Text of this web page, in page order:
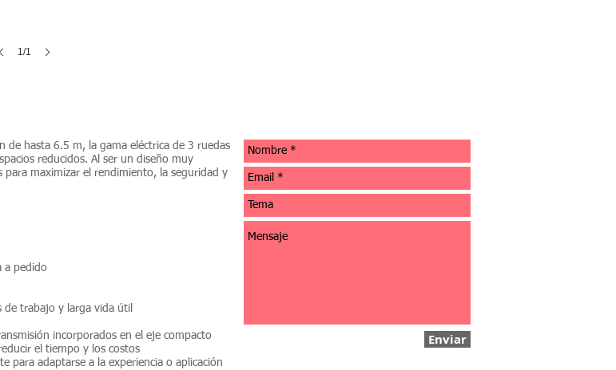
1/1
de hasta 6.5 m, la gama eléctrica de 3 ruedas
reducidos. Al ser un diseño muy
para maximizar el rendimiento, la seguridad y
a pedido
de trabajo y larga vida útil
incorporados en el eje compacto
el tiempo y los costos
para adaptarse a la experiencia o aplicación
Enviar